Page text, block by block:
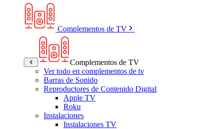
Complementos de TV
Complementos de TV
Ver todo en complementos de tv
Barras de Sonido
Reproductores de Contenido Digital
Apple TV
Roku
Instalaciones
Instalaciones TV